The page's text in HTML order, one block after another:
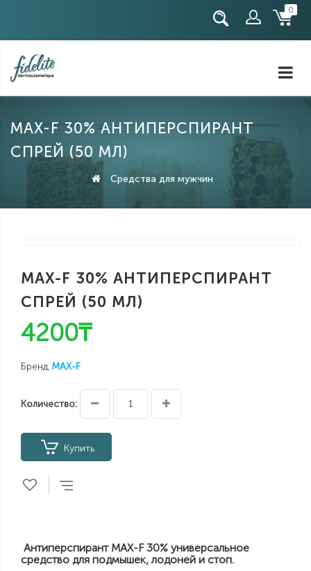
0
MAX-F 30% АНТИПЕРСПИРАНТ
СПРЕЙ (50 МЛ)
Средства для мужчин
MAX-F 30% АНТИПЕРСПИРАНТ
СПРЕЙ (50 МЛ)
4200₸
Бренд MAX-F
Количество:
Купить
Антиперспирант MAX-F 30% универсальное
средство для подмышек, лодоней и стоп.